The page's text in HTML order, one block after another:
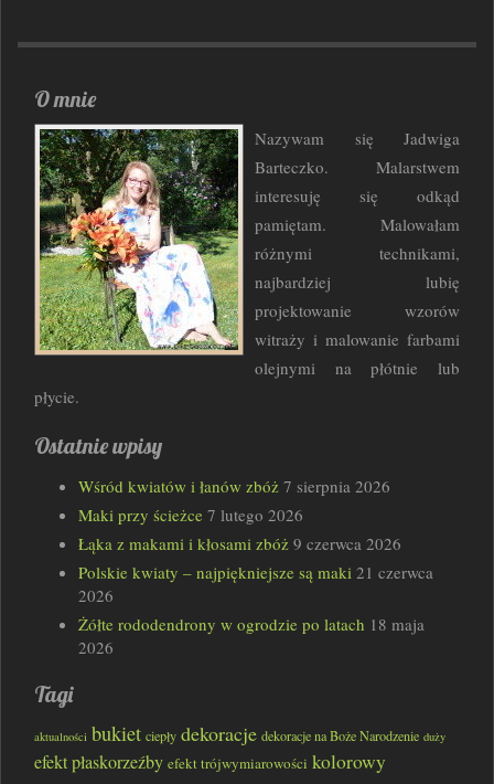
O mnie
Nazywam się Jadwiga
Barteczko. Malarstwem
interesuję się odkąd
pamiętam. Malowałam
różnymi technikami,
najbardziej lubię
projektowanie wzorów
witraży i malowanie farbami
olejnymi na płótnie lub
płycie.
Ostatnie wpisy
Wśród kwiatów i łanów zbóż 7 sierpnia 2026
Maki przy ścieżce 7 lutego 2026
Łąka z makami i kłosami zbóż 9 czerwca 2026
Polskie kwiaty – najpiękniejsze są maki 21 czerwca
2026
Żółte rododendrony w ogrodzie po latach 18 maja
2026
Tagi
aktualności bukiet ciepły dekoracje dekoracje na Boże Narodzenie duży
efekt płaskorzeźby efekt trójwymiarowości kolorowy